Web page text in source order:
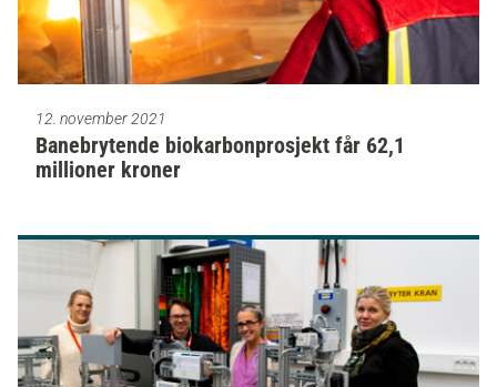
12. november 2021
Banebrytende biokarbonprosjekt får 62,1
millioner kroner